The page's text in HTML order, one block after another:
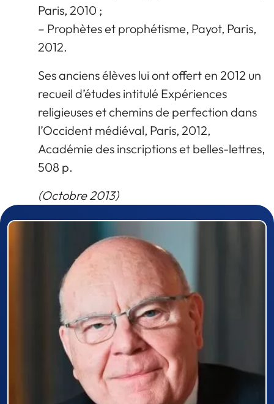
Paris, 2010 ;
– Prophètes et prophétisme, Payot, Paris,
2012.
Ses anciens élèves lui ont offert en 2012 un
recueil d’études intitulé Expériences
religieuses et chemins de perfection dans
l’Occident médiéval, Paris, 2012,
Académie des inscriptions et belles-lettres,
508 p.
(Octobre 2013)
Prizewinner detail